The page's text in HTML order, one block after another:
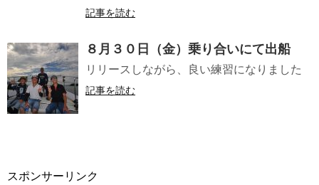
記事を読む
８月３０日（金）乗り合いにて出船
リリースしながら、良い練習になりました
記事を読む
スポンサーリンク